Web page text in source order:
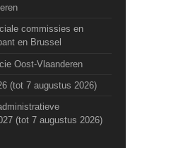
commissies en
en Brussel
Oost-Vlaanderen
(tot 7 augustus 2026)
(tot 7 augustus 2026)